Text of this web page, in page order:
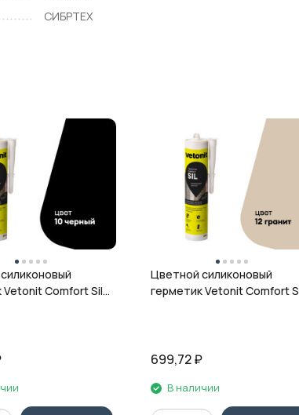
СИБРТЕХ
Vetonit Comfort Sil,
Цветной силиконовый
герметик Vetonit Comfort
699,72₽
В наличии